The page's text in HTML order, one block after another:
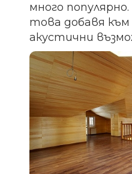
много
това добавя
акустични